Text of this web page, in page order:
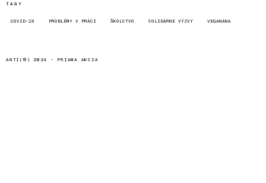
TAGY
COVID-19 PROBLÉMY V PRÁCI ŠKOLSTVO SOLIDÁRNE VÝZVY VEGANANA
ANTI(©) 2024 - PRIAMA AKCIA